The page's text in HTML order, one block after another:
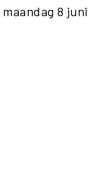
8 juni